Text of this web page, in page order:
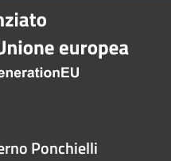
Ponchielli